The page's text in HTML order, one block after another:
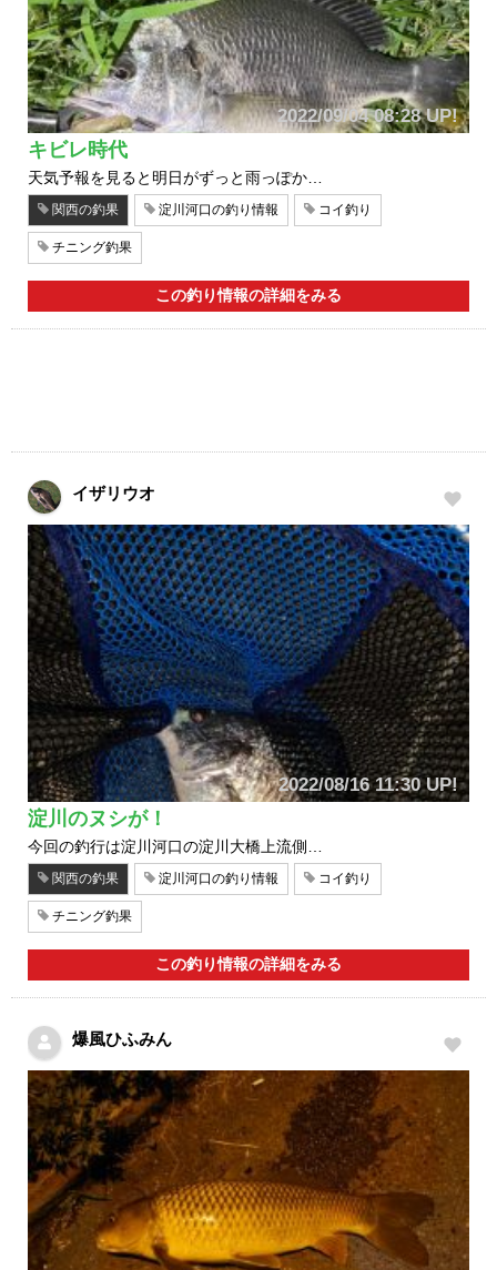
2022/09/04 08:28 UP!
キビレ時代
天気予報を見ると明日がずっと雨っぽか…
関西の釣果 淀川河口の釣り情報 コイ釣り
チニング釣果
この釣り情報の詳細をみる
イザリウオ
2022/08/16 11:30 UP!
淀川のヌシが！
今回の釣行は淀川河口の淀川大橋上流側…
関西の釣果 淀川河口の釣り情報 コイ釣り
チニング釣果
この釣り情報の詳細をみる
爆風ひふみん